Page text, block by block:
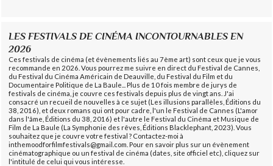
LES FESTIVALS DE CINÉMA INCONTOURNABLES EN
2026
Ces festivals de cinéma (et évènements liés au 7ème art) sont ceux que je vous
recommande en 2026. Vous pourrez me suivre en direct du Festival de Cannes,
du Festival du Cinéma Américain de Deauville, du Festival du Film et du
Documentaire Politique de La Baule... Plus de 10 fois membre de jurys de
festivals de cinéma, je couvre ces festivals depuis plus de vingt ans. J'ai
consacré un recueil de nouvelles à ce sujet (Les illusions parallèles, Éditions du
38, 2016), et deux romans qui ont pour cadre, l'un le Festival de Cannes (L'amor
dans l'âme, Éditions du 38, 2016) et l'autre le Festival du Cinéma et Musique de
Film de La Baule (La Symphonie des rêves, Éditions Blacklephant, 2023). Vous
souhaitez que je couvre votre festival ? Contactez-moi à
inthemoodforfilmfestivals@gmail.com. Pour en savoir plus sur un évènement
cinématographique ou un festival de cinéma (dates, site officiel etc), cliquez sur
l'intitulé de celui qui vous intéresse.